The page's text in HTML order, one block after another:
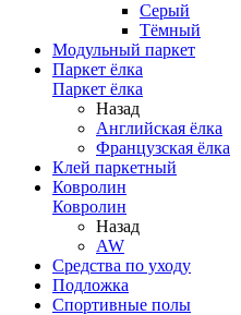
Серый
Тёмный
Модульный паркет
Паркет ёлка
Паркет ёлка
Назад
Английская ёлка
Французская ёлка
Клей паркетный
Ковролин
Ковролин
Назад
AW
Средства по уходу
Подложка
Спортивные полы